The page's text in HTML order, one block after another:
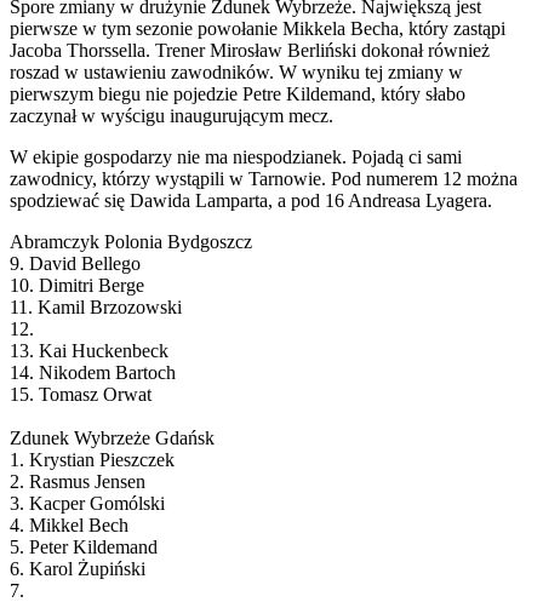
Spore zmiany w drużynie Zdunek Wybrzeże. Największą jest
pierwsze w tym sezonie powołanie Mikkela Becha, który zastąpi
Jacoba Thorssella. Trener Mirosław Berliński dokonał również
roszad w ustawieniu zawodników. W wyniku tej zmiany w
pierwszym biegu nie pojedzie Petre Kildemand, który słabo
zaczynał w wyścigu inaugurującym mecz.
W ekipie gospodarzy nie ma niespodzianek. Pojadą ci sami
zawodnicy, którzy wystąpili w Tarnowie. Pod numerem 12 można
spodziewać się Dawida Lamparta, a pod 16 Andreasa Lyagera.
Abramczyk Polonia Bydgoszcz
9. David Bellego
10. Dimitri Berge
11. Kamil Brzozowski
12.
13. Kai Huckenbeck
14. Nikodem Bartoch
15. Tomasz Orwat
Zdunek Wybrzeże Gdańsk
1. Krystian Pieszczek
2. Rasmus Jensen
3. Kacper Gomólski
4. Mikkel Bech
5. Peter Kildemand
6. Karol Żupiński
7.